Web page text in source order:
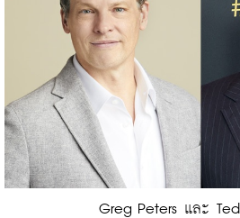
Greg Peters และ